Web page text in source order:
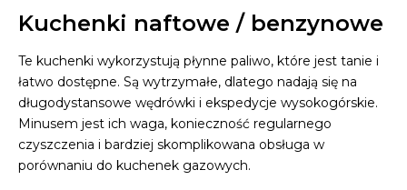
Kuchenki naftowe / benzynowe
Te kuchenki wykorzystują płynne paliwo, które jest tanie i
łatwo dostępne. Są wytrzymałe, dlatego nadają się na
długodystansowe wędrówki i ekspedycje wysokogórskie.
Minusem jest ich waga, konieczność regularnego
czyszczenia i bardziej skomplikowana obsługa w
porównaniu do kuchenek gazowych.